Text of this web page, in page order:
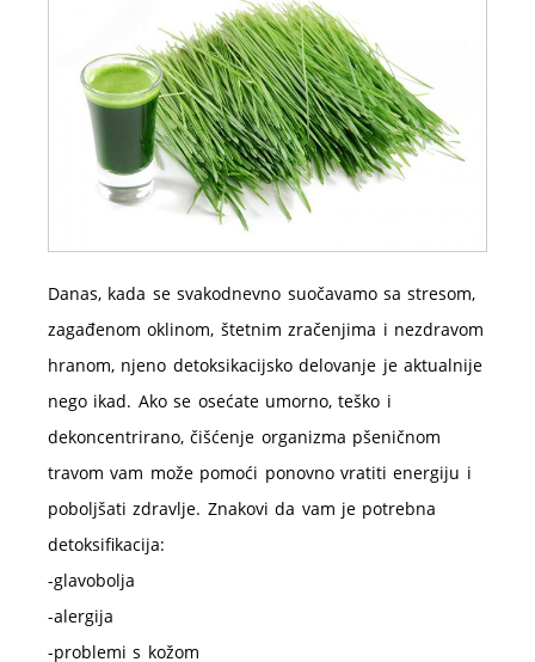
Danas, kada se svakodnevno suočavamo sa stresom,
zagađenom oklinom, štetnim zračenjima i nezdravom
hranom, njeno detoksikacijsko delovanje je aktualnije
nego ikad. Ako se osećate umorno, teško i
dekoncentrirano, čišćenje organizma pšeničnom
travom vam može pomoći ponovno vratiti energiju i
poboljšati zdravlje. Znakovi da vam je potrebna
detoksifikacija:
-glavobolja
-alergija
-problemi s kožom